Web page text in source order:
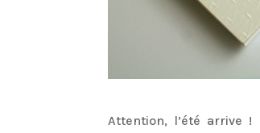
Attention, l’été arrive !